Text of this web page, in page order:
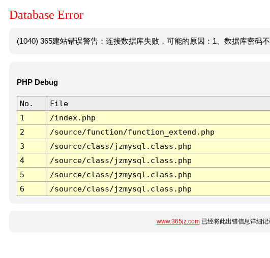
Database Error
(1040) 365建站错误警告：连接数据库失败，可能的原因：1、数据库密码
PHP Debug
No. File
1
/index.php
2
/source/function/function_extend.php
3
/source/class/jzmysql.class.php
4
/source/class/jzmysql.class.php
5
/source/class/jzmysql.class.php
6
/source/class/jzmysql.class.php
www.365jz.com已经将此出错信息详细记